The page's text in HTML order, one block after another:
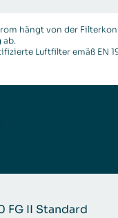
hängt von der
ab.
Luftfilter emäß EN
FG II Standard